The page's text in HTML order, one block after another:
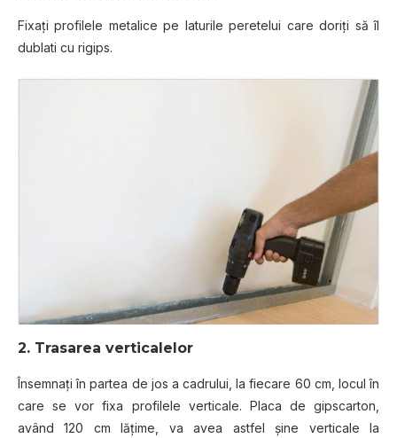
Fixaţi profilele metalice pe laturile peretelui care doriţi să îl
dublati cu rigips.
2. Trasarea verticalelor
Însemnaţi în partea de jos a cadrului, la fiecare 60 cm, locul în
care se vor fixa profilele verticale. Placa de gipscarton,
având 120 cm lăţime, va avea astfel şine verticale la